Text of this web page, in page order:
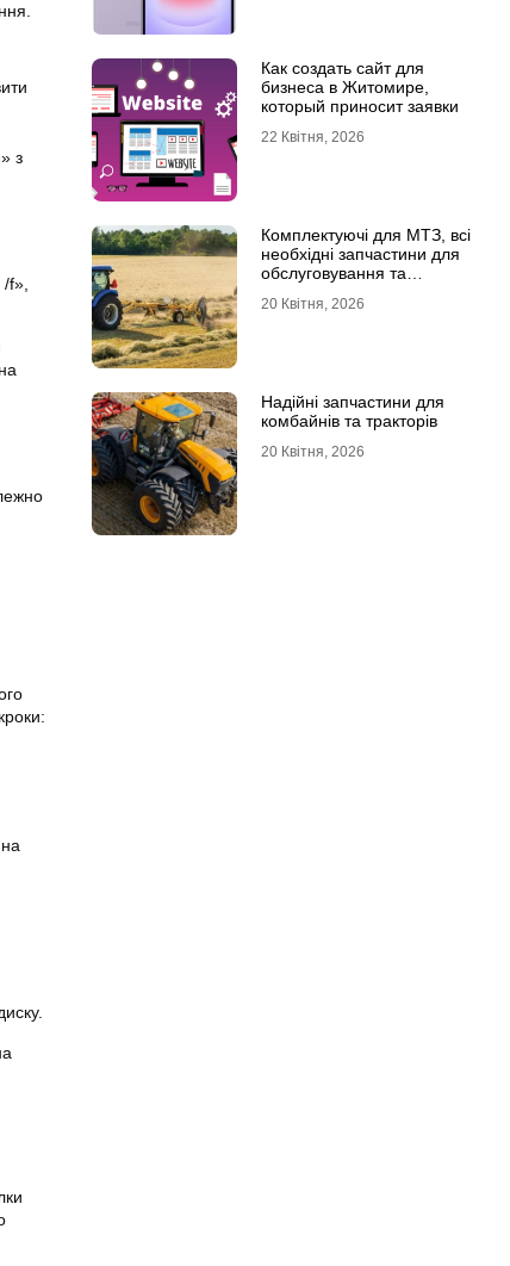
з
/f»,
Как создать сайт для
бизнеса в Житомире,
который приносит заявки
22 Квітня, 2026
Комплектуючі для МТЗ, всі
необхідні запчастини для
обслуговування та
20 Квітня, 2026
Надійні запчастини для
комбайнів та тракторів
20 Квітня, 2026